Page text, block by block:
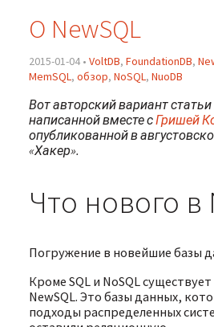
О NewSQL
2015-01-04 • VoltDB, FoundationDB,
MemSQL, обзор, NoSQL, NuoDB
Вот авторский вариант статьи
написанной вместе сГришей
опубликованной в
«Хакер».
Что нового в
Погружение в новейшие базы
Кроме SQL и NoSQL
NewSQL. Это базы данных,
подходы распределенных